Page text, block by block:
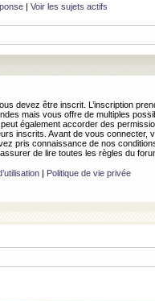
| Voir les sujets actifs
devez être inscrit. L’inscription
mais vous offre de multiples
peut également accorder des
inscrits. Avant de vous connecter,
pris connaissance de nos
assurer de lire toutes les règles du
| Politique de vie privée